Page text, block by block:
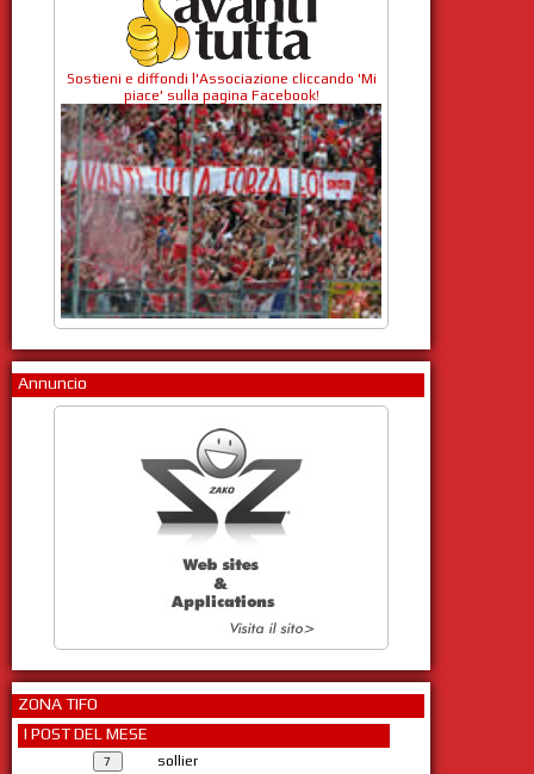
Sostieni e diffondi l'Associazione cliccando 'Mi
piace' sulla pagina Facebook!
Annuncio
ZONA TIFO
I POST DEL MESE
sollier